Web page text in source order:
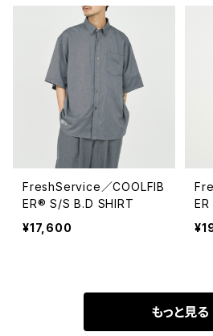
FreshService／COOLFIB
ER® S/S B.D SHIRT
¥17,600
ER UTILITY REGULAR C
もっと見る